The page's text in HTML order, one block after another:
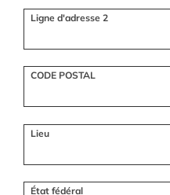
Ligne d'adresse 2
CODE POSTAL
Lieu
État fédéral